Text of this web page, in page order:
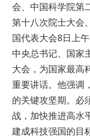
会、中国科学院第
第十八次院士大会
国代表大会8日上
中央总书记、国家
大会，为国家最高
重要讲话。他强调
的关键攻坚期。必
战，加快推进高水
建成科技强国的目